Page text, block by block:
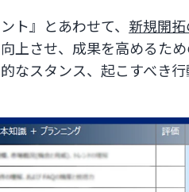
ト』とあわせて、 新規開
上させ、成果を高めるた
なスタンス、起こすべき